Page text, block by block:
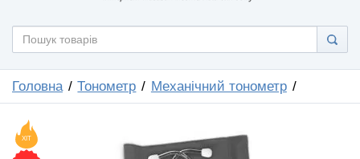
Головна Тонометр Механічний тонометр
ХІТ